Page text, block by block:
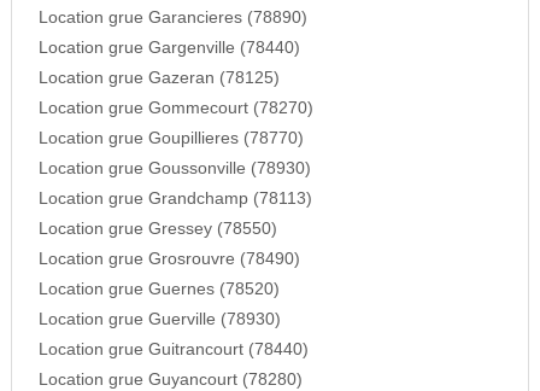
Location grue Garancieres (78890)
Location grue Gargenville (78440)
Location grue Gazeran (78125)
Location grue Gommecourt (78270)
Location grue Goupillieres (78770)
Location grue Goussonville (78930)
Location grue Grandchamp (78113)
Location grue Gressey (78550)
Location grue Grosrouvre (78490)
Location grue Guernes (78520)
Location grue Guerville (78930)
Location grue Guitrancourt (78440)
Location grue Guyancourt (78280)